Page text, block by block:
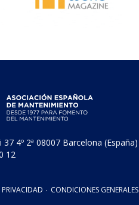
4º 2ª 08007 Barcelona (España)
12
· CONDICIONES GENERALES